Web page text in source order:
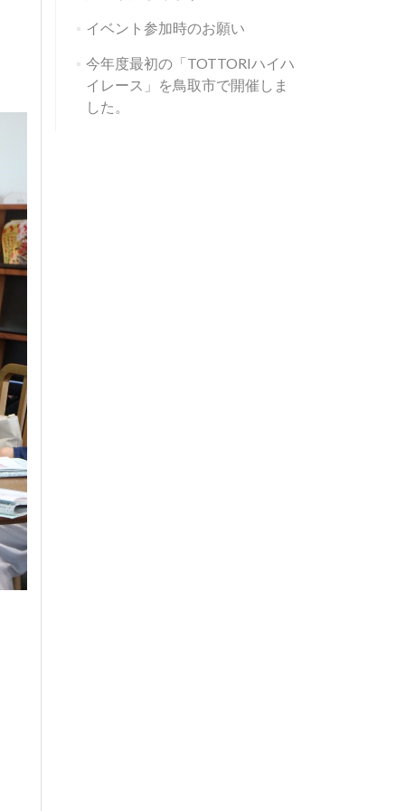
イベント参加時のお願い
今年度最初の「TOTTORIハイハ
イレース」を鳥取市で開催しま
した。